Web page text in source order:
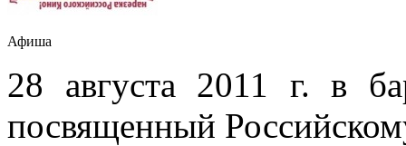
Афиша
28 августа 2011 г. в
посвященный